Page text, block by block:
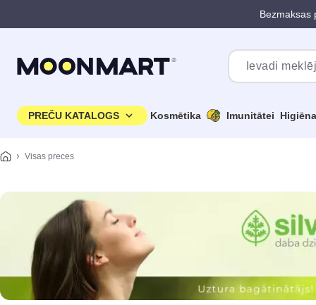
Bezmaksas
PREČU KATALOGS Kosmētika Imunitātei Higiēna
Visas preces